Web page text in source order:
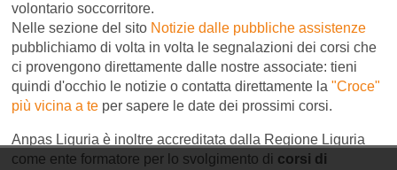
volontario soccorritore.
Nelle sezione del sito Notizie dalle pubbliche assistenze
pubblichiamo di volta in volta le segnalazioni dei corsi che
ci provengono direttamente dalle nostre associate: tieni
quindi d'occhio le notizie o contatta direttamente la"Croce"
più vicina a te per sapere le date dei prossimi corsi.
Anpas Liguria è inoltre accreditata dalla Regione Liguria
come ente formatore per lo svolgimento di corsi di